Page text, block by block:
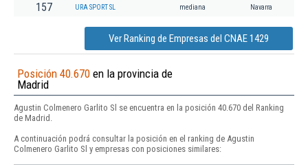
157 URA SPORT SL mediana Navarra
Ver Ranking de Empresas del CNAE 1429
Posición 40.670 en la provincia de
Madrid
Agustin Colmenero Garlito Sl se encuentra en la posición 40.670 del Ranking
de Madrid.
A continuación podrá consultar la posición en el ranking de Agustin
Colmenero Garlito Sl y empresas con posiciones similares: